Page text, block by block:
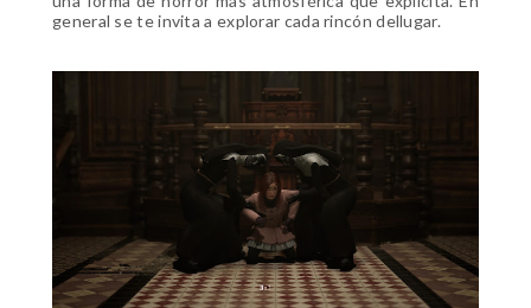
general se te invita a explorar cada rincón dellugar.